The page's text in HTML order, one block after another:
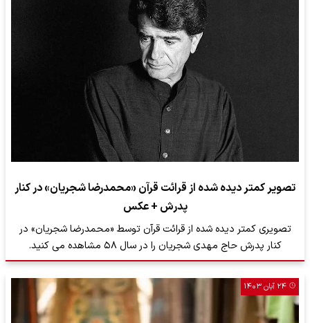
تصویر کمتر دیده شده از قرائت قرآن «محمدرضا شجریان» در کنار
پدرش + عکس
​تصویری کمتر دیده شده از قرائت قرآن توسط «محمدرضا شجریان» در
کنار پدرش حاج مهدی شجریان را در سال ۵۸ مشاهده می کنید.
۲۴ آبان ۱۴۰۳